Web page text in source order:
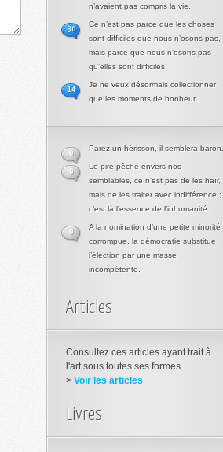
n’avaient pas compris la vie.
Ce n’est pas parce que les choses
sont difficiles que nous n’osons pas,
mais parce que nous n’osons pas
qu’elles sont difficiles.
30
Je ne veux désormais collectionner
que les moments de bonheur.
14
Parez un hérisson, il semblera baron.
0
Le pire pêché envers nos
semblables, ce n’est pas de les haïr,
mais de les traiter avec indifférence ;
c’est là l’essence de l’inhumanité.
0
A la nomination d’une petite minorité
corrompue, la démocratie substitue
l’élection par une masse
incompétente.
0
Articles
Consultez ces articles ayant trait à
l'art sous toutes ses formes.
> Voir les articles
Livres